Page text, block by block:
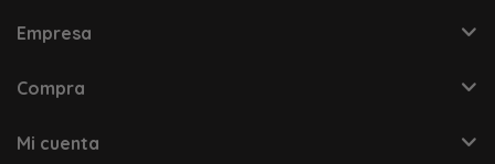
Empresa
Compra
Mi cuenta